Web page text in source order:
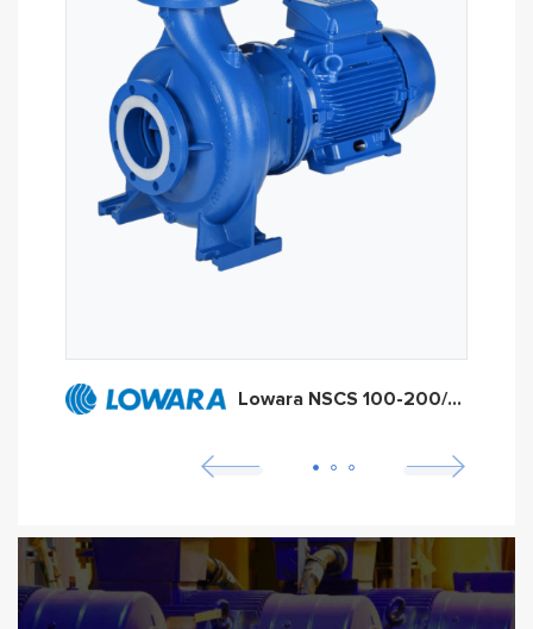
Lowara NSCS 100-200/550